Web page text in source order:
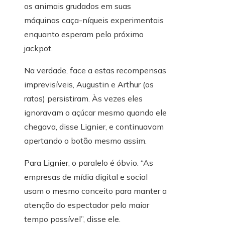
os animais grudados em suas
máquinas caça-níqueis experimentais
enquanto esperam pelo próximo
jackpot.
Na verdade, face a estas recompensas
imprevisíveis, Augustin e Arthur (os
ratos) persistiram. Às vezes eles
ignoravam o açúcar mesmo quando ele
chegava, disse Lignier, e continuavam
apertando o botão mesmo assim.
Para Lignier, o paralelo é óbvio. “As
empresas de mídia digital e social
usam o mesmo conceito para manter a
atenção do espectador pelo maior
tempo possível”, disse ele.